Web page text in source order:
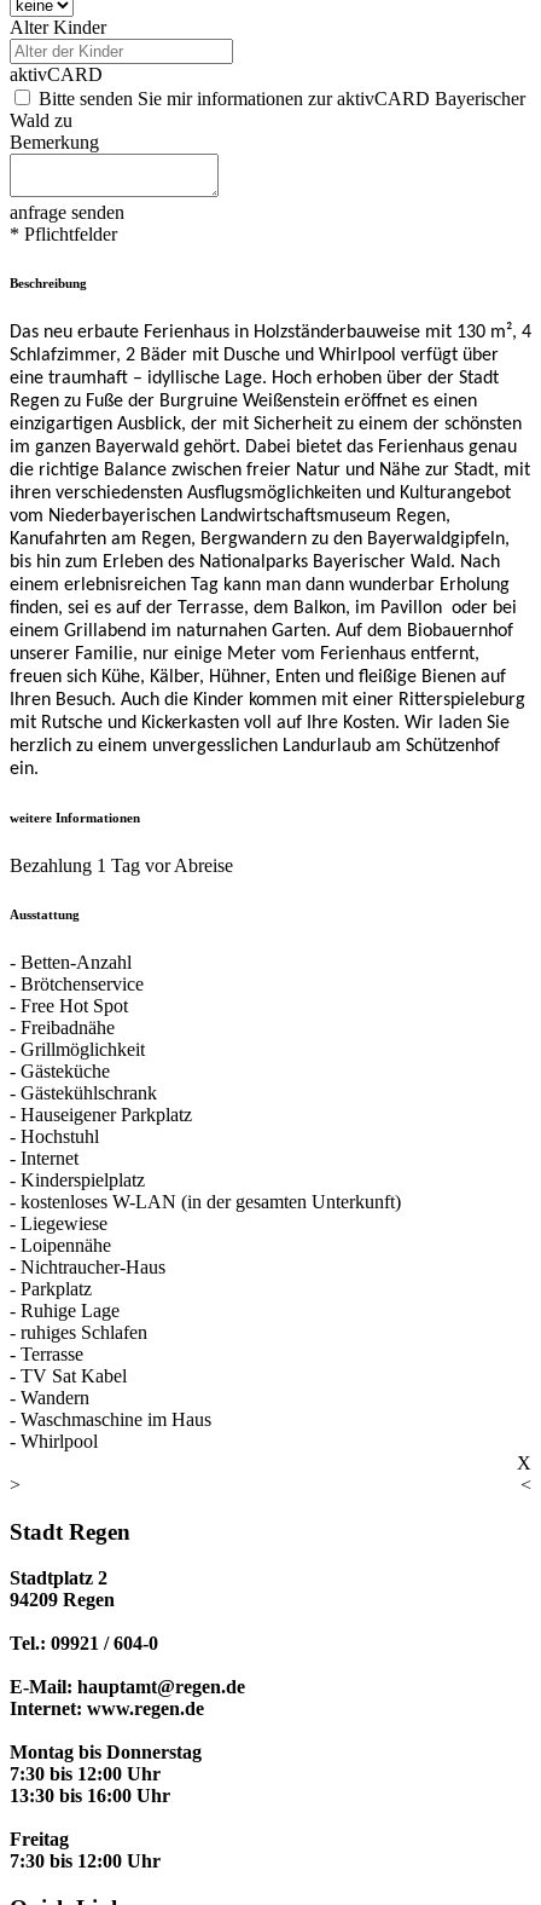
Alter Kinder
aktivCARD
Bitte senden Sie mir informationen zur aktivCARD Bayerischer
Wald zu
Bemerkung
anfrage senden
* Pflichtfelder
Beschreibung
Das neu erbaute Ferienhaus in Holzständerbauweise mit 130 m², 4
Schlafzimmer, 2 Bäder mit Dusche und Whirlpool verfügt über
eine traumhaft – idyllische Lage. Hoch erhoben über der Stadt
Regen zu Fuße der Burgruine Weißenstein eröffnet es einen
einzigartigen Ausblick, der mit Sicherheit zu einem der schönsten
im ganzen Bayerwald gehört. Dabei bietet das Ferienhaus genau
die richtige Balance zwischen freier Natur und Nähe zur Stadt, mit
ihren verschiedensten Ausflugsmöglichkeiten und Kulturangebot
vom Niederbayerischen Landwirtschaftsmuseum Regen,
Kanufahrten am Regen, Bergwandern zu den Bayerwaldgipfeln,
bis hin zum Erleben des Nationalparks Bayerischer Wald. Nach
einem erlebnisreichen Tag kann man dann wunderbar Erholung
finden, sei es auf der Terrasse, dem Balkon, im Pavillon oder bei
einem Grillabend im naturnahen Garten. Auf dem Biobauernhof
unserer Familie, nur einige Meter vom Ferienhaus entfernt,
freuen sich Kühe, Kälber, Hühner, Enten und fleißige Bienen auf
Ihren Besuch. Auch die Kinder kommen mit einer Ritterspieleburg
mit Rutsche und Kickerkasten voll auf Ihre Kosten. Wir laden Sie
herzlich zu einem unvergesslichen Landurlaub am Schützenhof
ein.
weitere Informationen
Bezahlung 1 Tag vor Abreise
Ausstattung
- Betten-Anzahl
- Brötchenservice
- Free Hot Spot
- Freibadnähe
- Grillmöglichkeit
- Gästeküche
- Gästekühlschrank
- Hauseigener Parkplatz
- Hochstuhl
- Internet
- Kinderspielplatz
- kostenloses W-LAN (in der gesamten Unterkunft)
- Liegewiese
- Loipennähe
- Nichtraucher-Haus
- Parkplatz
- Ruhige Lage
- ruhiges Schlafen
- Terrasse
- TV Sat Kabel
- Wandern
- Waschmaschine im Haus
- Whirlpool
X
<
>
Stadt Regen
Stadtplatz 2
94209 Regen
Tel.: 09921 / 604-0
E-Mail: hauptamt@regen.de
Internet: www.regen.de
Montag bis Donnerstag
7:30 bis 12:00 Uhr
13:30 bis 16:00 Uhr
Freitag
7:30 bis 12:00 Uhr